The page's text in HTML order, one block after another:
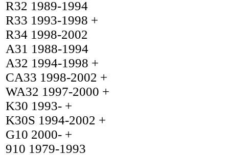
R32 1989-1994
R33 1993-1998 +
R34 1998-2002
A31 1988-1994
A32 1994-1998 +
CA33 1998-2002 +
WA32 1997-2000 +
K30 1993- +
K30S 1994-2002 +
G10 2000- +
910 1979-1993